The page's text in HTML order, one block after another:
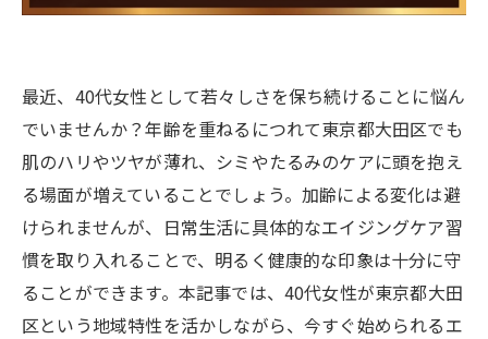
最近、40代女性として若々しさを保ち続けることに悩ん
でいませんか？年齢を重ねるにつれて東京都大田区でも
肌のハリやツヤが薄れ、シミやたるみのケアに頭を抱え
る場面が増えていることでしょう。加齢による変化は避
けられませんが、日常生活に具体的なエイジングケア習
慣を取り入れることで、明るく健康的な印象は十分に守
ることができます。本記事では、40代女性が東京都大田
区という地域特性を活かしながら、今すぐ始められるエ